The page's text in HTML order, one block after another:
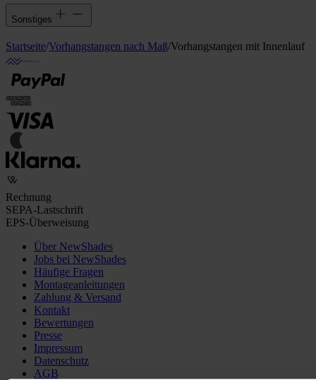
Sonstiges
Startseite/Vorhangstangen nach Maß/Vorhangstangen mit Innenlauf
Rechnung
SEPA-Lastschrift
EPS-Überweisung
Über NewShades
Jobs bei NewShades
Häufige Fragen
Montageanleitungen
Zahlung & Versand
Kontakt
Bewertungen
Presse
Impressum
Datenschutz
AGB